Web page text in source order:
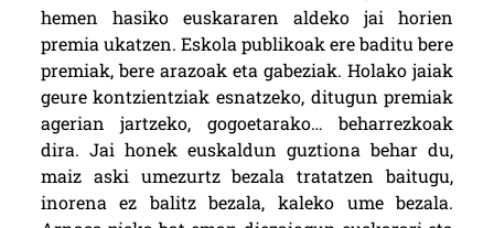
hemen hasiko euskararen aldeko jai horien
premia ukatzen. Eskola publikoak ere baditu bere
premiak, bere arazoak eta gabeziak. Holako jaiak
geure kontzientziak esnatzeko, ditugun premiak
agerian jartzeko, gogoetarako… beharrezkoak
dira. Jai honek euskaldun guztiona behar du,
maiz aski umezurtz bezala tratatzen baitugu,
inorena ez balitz bezala, kaleko ume bezala.